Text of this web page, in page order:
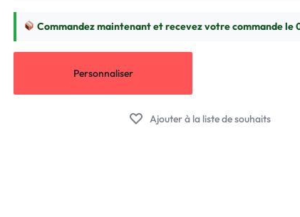
Commandez maintenant et recevez votre commande le
Personnaliser